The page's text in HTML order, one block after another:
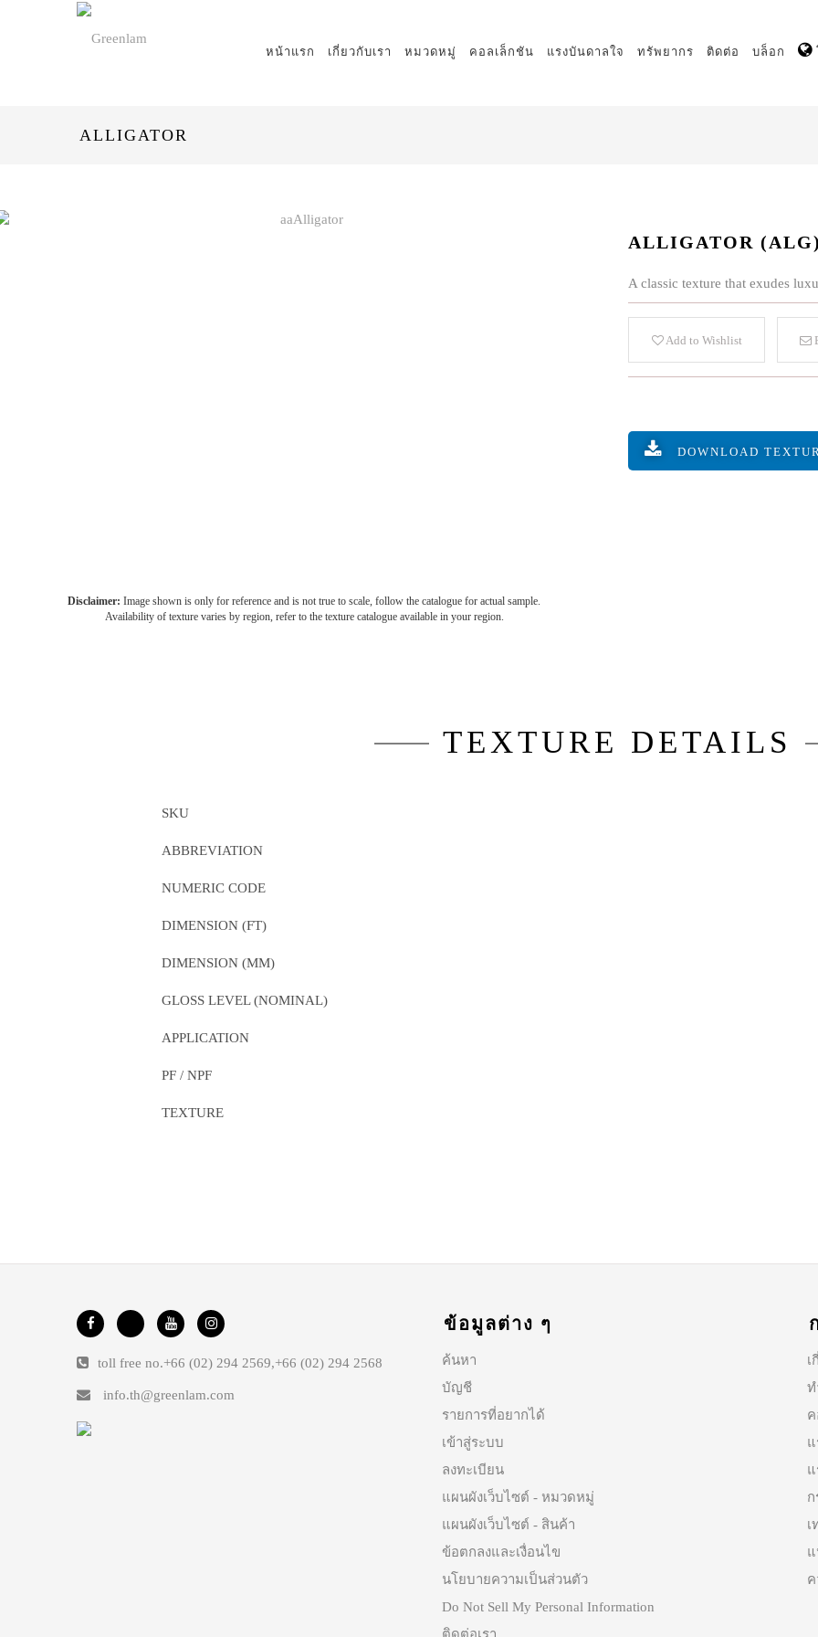
หน้าแรก เกี่ยวกับเรา หมวดหมู่ คอลเล็กชัน แรงบันดาลใจ ทรัพยากร ติดต่อ บล็อก
ALLIGATOR
Disclaimer: Image shown is only for reference and is not true to scale, follow the catalogue for actual sample.
Availability of texture varies by region, refer to the texture catalogue available in your region.
ALLIGATOR (ALG)
A classic texture that exudes
Add to Wishlist
DOWNLOAD
TEXTURE DETAILS
SKU
ABBREVIATION
NUMERIC CODE
DIMENSION (FT)
DIMENSION (MM)
GLOSS LEVEL (NOMINAL)
APPLICATION
PF / NPF
TEXTURE
toll free no.+66 (02) 294 2569,+66 (02) 294 2568
info.th@greenlam.com
ข้อมูลต่าง ๆ
ค้นหา
บัญชี
รายการที่อยากได้
เข้าสู่ระบบ
ลงทะเบียน
แผนผังเว็บไซต์ - หมวดหมู่
แผนผังเว็บไซต์ - สินค้า
ข้อตกลงและเงื่อนไข
นโยบายความเป็นส่วนตัว
Do Not Sell My Personal Information
เ
ท
เ